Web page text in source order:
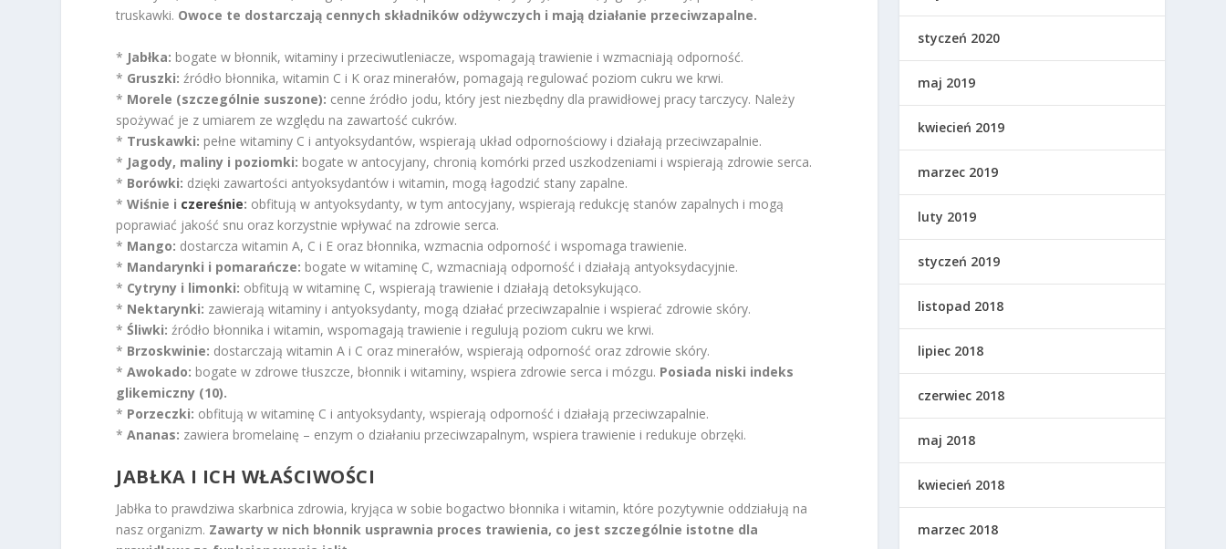
truskawki. Owoce te dostarczają cennych składników odżywczych i mają działanie przeciwzapalne.
* Jabłka: bogate w błonnik, witaminy i przeciwutleniacze, wspomagają trawienie i wzmacniają odporność.
* Gruszki: źródło błonnika, witamin C i K oraz minerałów, pomagają regulować poziom cukru we krwi.
* Morele (szczególnie suszone): cenne źródło jodu, który jest niezbędny dla prawidłowej pracy tarczycy. Należy
spożywać je z umiarem ze względu na zawartość cukrów.
* Truskawki: pełne witaminy C i antyoksydantów, wspierają układ odpornościowy i działają przeciwzapalnie.
* Jagody, maliny i poziomki: bogate w antocyjany, chronią komórki przed uszkodzeniami i wspierają zdrowie serca.
* Borówki: dzięki zawartości antyoksydantów i witamin, mogą łagodzić stany zapalne.
*Wiśnie i czereśnie: obfitują w antyoksydanty, w tym antocyjany, wspierają redukcję stanów zapalnych i mogą
poprawiać jakość snu oraz korzystnie wpływać na zdrowie serca.
* Mango: dostarcza witamin A, C i E oraz błonnika, wzmacnia odporność i wspomaga trawienie.
* Mandarynki i pomarańcze: bogate w witaminę C, wzmacniają odporność i działają antyoksydacyjnie.
* Cytryny i limonki: obfitują w witaminę C, wspierają trawienie i działają detoksykująco.
* Nektarynki: zawierają witaminy i antyoksydanty, mogą działać przeciwzapalnie i wspierać zdrowie skóry.
*Śliwki: źródło błonnika i witamin, wspomagają trawienie i regulują poziom cukru we krwi.
* Brzoskwinie: dostarczają witamin A i C oraz minerałów, wspierają odporność oraz zdrowie skóry.
*Awokado: bogate w zdrowe tłuszcze, błonnik i witaminy, wspiera zdrowie serca i mózgu. Posiada niski indeks
glikemiczny (10).
* Porzeczki: obfitują w witaminę C i antyoksydanty, wspierają odporność i działają przeciwzapalnie.
*Ananas: zawiera bromelainę – enzym o działaniu przeciwzapalnym, wspiera trawienie i redukuje obrzęki.
JABŁKA I ICH WŁAŚCIWOŚCI
Jabłka to prawdziwa skarbnica zdrowia, kryjąca w sobie bogactwo błonnika i witamin, które pozytywnie oddziałują na
nasz organizm. Zawarty w nich błonnik usprawnia proces trawienia, co jest szczególnie istotne dla
styczeń 2020
maj 2019
kwiecień 2019
marzec 2019
luty 2019
styczeń 2019
listopad 2018
lipiec 2018
czerwiec 2018
maj 2018
kwiecień 2018
marzec 2018